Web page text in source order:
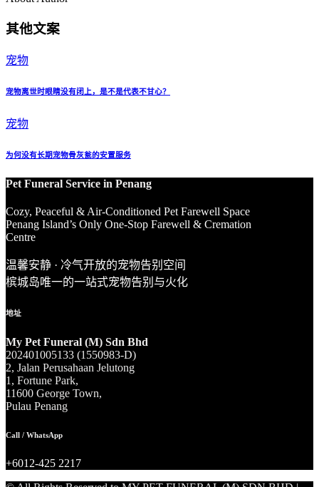
其他文案
宠物
宠物离世时眼睛没有闭上，是不是代表不甘心？
宠物
为何没有长期宠物骨灰瓮的安置服务
Pet Funeral Service in Penang
Cozy, Peaceful & Air-Conditioned Pet Farewell Space
Penang Island’s Only One-Stop Farewell & Cremation
Centre
温馨安静 · 冷气开放的宠物告别空间
槟城岛唯一的一站式宠物告别与火化
地址
My Pet Funeral (M) Sdn Bhd
202401005133 (1550983-D)
2, Jalan Perusahaan Jelutong
1, Fortune Park,
11600 George Town,
Pulau Penang
facebook-
instagram
Call / WhatsApp
+6012-425 2217